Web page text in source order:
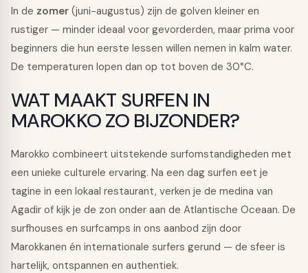
In de zomer (juni-augustus) zijn de golven kleiner en
rustiger — minder ideaal voor gevorderden, maar prima voor
beginners die hun eerste lessen willen nemen in kalm water.
De temperaturen lopen dan op tot boven de 30°C.
WAT MAAKT SURFEN IN
MAROKKO ZO BIJZONDER?
Marokko combineert uitstekende surfomstandigheden met
een unieke culturele ervaring. Na een dag surfen eet je
tagine in een lokaal restaurant, verken je de medina van
Agadir of kijk je de zon onder aan de Atlantische Oceaan. De
surfhouses en surfcamps in ons aanbod zijn door
Marokkanen én internationale surfers gerund — de sfeer is
hartelijk, ontspannen en authentiek.